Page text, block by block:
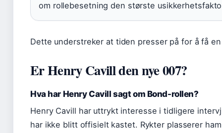
om rollebesetning den største
Dette understreker at tiden presser på for å få
Er Henry Cavill den nye 007?
Hva har Henry Cavill sagt om Bond-rollen?
Henry Cavill har uttrykt interesse i tidligere
har ikke blitt offisielt kastet. Rykter plasserer